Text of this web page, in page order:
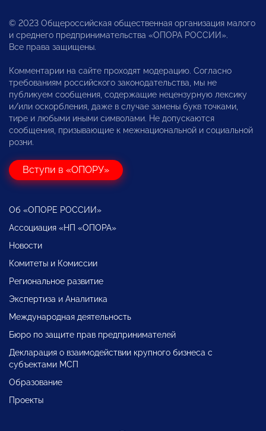
© 2023 Общероссийская общественная организация малого
и среднего предпринимательства «ОПОРА РОССИИ».
Все права защищены.
Комментарии на сайте проходят модерацию. Согласно
требованиям российского законодательства, мы не
публикуем сообщения, содержащие нецензурную лексику
и/или оскорбления, даже в случае замены букв точками,
тире и любыми иными символами. Не допускаются
сообщения, призывающие к межнациональной и социальной
розни.
Вступи в «ОПОРУ»
Об «ОПОРЕ РОССИИ»
Ассоциация «НП «ОПОРА»
Новости
Комитеты и Комиссии
Региональное развитие
Экспертиза и Аналитика
Международная деятельность
Бюро по защите прав предпринимателей
Декларация о взаимодействии крупного бизнеса с
субъектами МСП
Образование
Проекты